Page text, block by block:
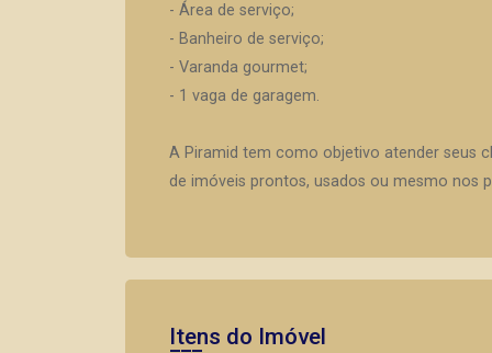
- Área de serviço;
- Banheiro de serviço;
- Varanda gourmet;
- 1 vaga de garagem.
A Piramid tem como objetivo atender seus
de imóveis prontos, usados ou mesmo nos
Itens do Imóvel